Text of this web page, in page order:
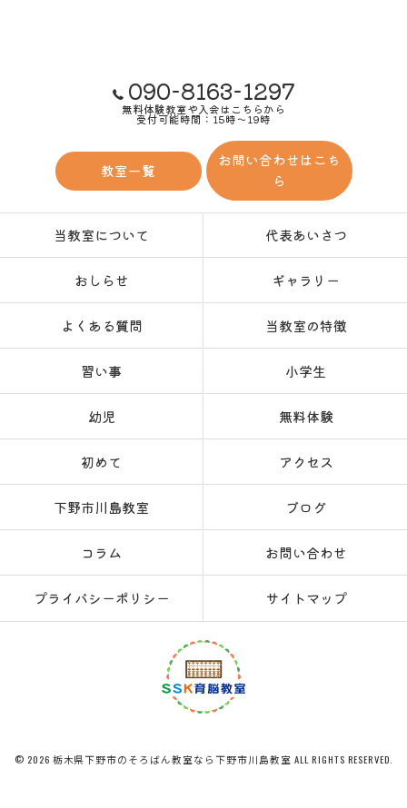
090-8163-1297
無料体験教室や入会はこちらから
受付可能時間：15時～19時
教室一覧
お問い合わせはこち
ら
当教室について 代表あいさつ
おしらせ ギャラリー
よくある質問 当教室の特徴
習い事 小学生
幼児 無料体験
初めて アクセス
下野市川島教室 ブログ
コラム お問い合わせ
プライバシーポリシー サイトマップ
© 2026 栃木県下野市のそろばん教室なら下野市川島教室 ALL RIGHTS RESERVED.